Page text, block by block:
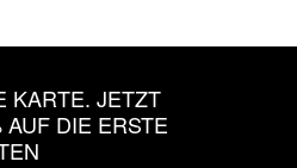
KARTE. JETZT
DIE ERSTE